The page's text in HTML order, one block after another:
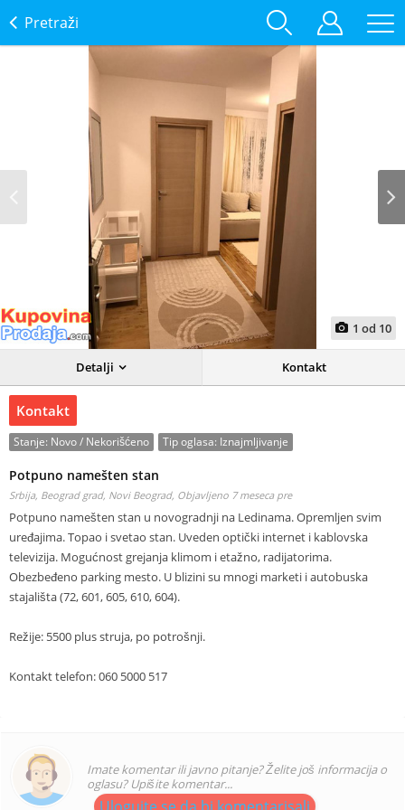
Pretraži
1 od 10
Detalji Kontakt
Kontakt
Stanje: Novo / Nekorišćeno Tip oglasa: Iznajmljivanje
Potpuno namešten stan
Srbija, Beograd grad, Novi Beograd, Objavljeno 7 meseca pre
Potpuno namešten stan u novogradnji na Ledinama. Opremljen svim
uređajima. Topao i svetao stan. Uveden optički internet i kablovska
televizija. Mogućnost grejanja klimom i etažno, radijatorima.
Obezbeđeno parking mesto. U blizini su mnogi marketi i autobuska
stajališta (72, 601, 605, 610, 604).
Režije: 5500 plus struja, po potrošnji.
Kontakt telefon: 060 5000 517
Imate komentar ili javno pitanje? Želite još informacija o
oglasu? Upišite komentar...